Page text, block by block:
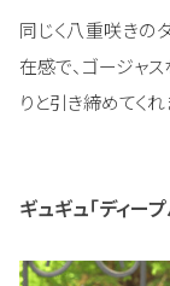
同じく八重咲きの
在感で、ゴージャ
りと引き締めてくれ
ギュギュ「ディー